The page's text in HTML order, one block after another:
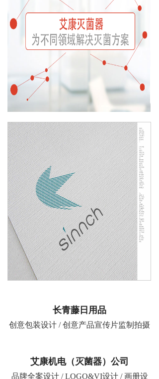
长青藤日用品
创意包装设计 / 创意产品宣传片监制拍摄
艾康机电（灭菌器）公司
品牌全案设计 / LOGO&VI设计 / 画册设